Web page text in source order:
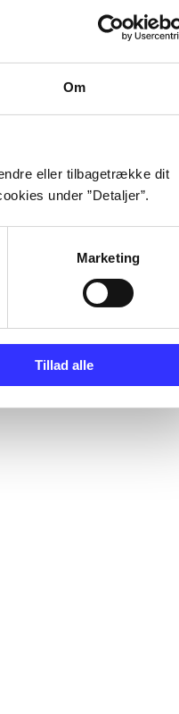
Om
eller tilbagetrække dit
under ”Detaljer”.
Marketing
Tillad alle